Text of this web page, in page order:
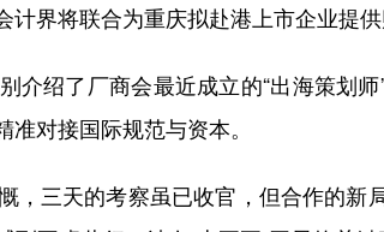
界将联合为重庆拟赴港上市企业提供
绍了厂商会最近成立的“出海策划师
对接国际规范与资本。
三天的考察虽已收官，但合作的新